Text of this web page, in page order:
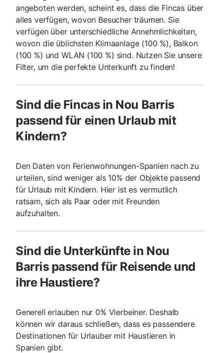
angeboten werden, scheint es, dass die Fincas über
alles verfügen, wovon Besucher träumen. Sie
verfügen über unterschiedliche Annehmlichkeiten,
wovon die üblichsten Klimaanlage (100 %), Balkon
(100 %) und WLAN (100 %) sind. Nutzen Sie unsere
Filter, um die perfekte Unterkunft zu finden!
Sind die Fincas in Nou Barris
passend für einen Urlaub mit
Kindern?
Den Daten von Ferienwohnungen-Spanien nach zu
urteilen, sind weniger als 10% der Objekte passend
für Urlaub mit Kindern. Hier ist es vermutlich
ratsam, sich als Paar oder mit Freunden
aufzuhalten.
Sind die Unterkünfte in Nou
Barris passend für Reisende und
ihre Haustiere?
Generell erlauben nur 0% Vierbeiner. Deshalb
können wir daraus schließen, dass es passendere
Destinationen für Urlauber mit Haustieren in
Spanien gibt.